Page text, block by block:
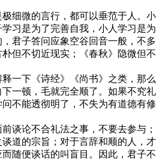
微的言行，都可以垂范于人。
习是为了完善自我，小人学习是
君子答问应象空谷回音一般，不
不切近现实；《春秋》隐微但
下《诗经》《尚书》之类，那
一顿，毛就完全顺了。如果不究
不能透彻明了，不失为有道德有
论不合礼法之事，不要去参与
道的宗旨；对于言辞和顺的人，
随便谈话的叫盲目。因此，君子